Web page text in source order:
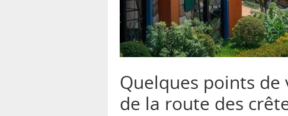
Quelques points
de la route des